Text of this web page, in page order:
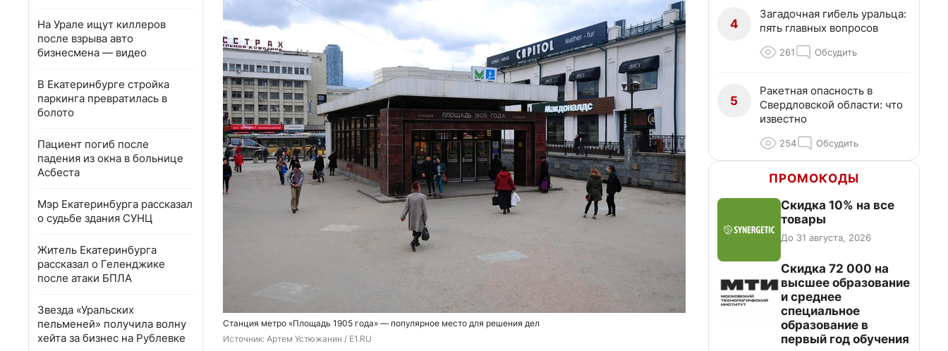
На Урале ищут киллеров
после взрыва авто
бизнесмена — видео
В Екатеринбурге стройка
паркинга превратилась в
болото
Пациент погиб после
падения из окна в больнице
Асбеста
Мэр Екатеринбурга рассказал
о судьбе здания СУНЦ
Житель Екатеринбурга
рассказал о Геленджике
после атаки БПЛА
Звезда «Уральских
пельменей» получила волну
хейта за бизнес на Рублевке
Станция метро «Площадь 1905 года» — популярное место для решения дел
Источник: Артем Устюжанин / E1.RU
4
Загадочная гибель уральца:
пять главных вопросов
261 Обсудить
5
Ракетная опасность в
Свердловской области: что
известно
254 Обсудить
ПРОМОКОДЫ
Скидка 10% на все
товары
До 31 августа, 2026
Скидка 72 000 на
высшее образование
и среднее
специальное
образование в
первый год обучения